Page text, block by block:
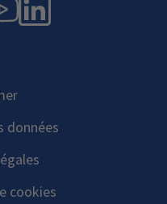
données
cookies